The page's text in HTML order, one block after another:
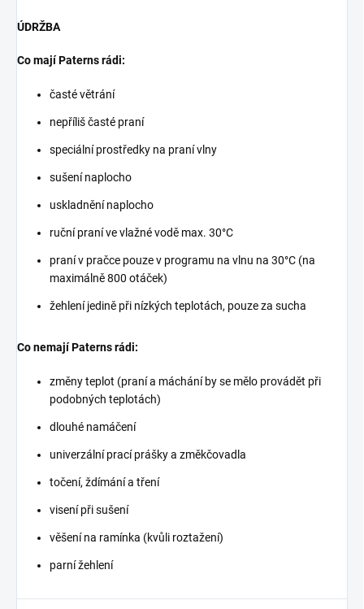
ÚDRŽBA
Co mají Paterns rádi:
časté větrání
nepříliš časté praní
speciální prostředky na praní vlny
sušení naplocho
uskladnění naplocho
ruční praní ve vlažné vodě max. 30°C
praní v pračce pouze v programu na vlnu na 30°C (na
maximálně 800 otáček)
žehlení jedině při nízkých teplotách, pouze za sucha
Co nemají Paterns rádi:
změny teplot (praní a máchání by se mělo provádět při
podobných teplotách)
dlouhé namáčení
univerzální prací prášky a změkčovadla
točení, ždímání a tření
visení při sušení
věšení na ramínka (kvůli roztažení)
parní žehlení